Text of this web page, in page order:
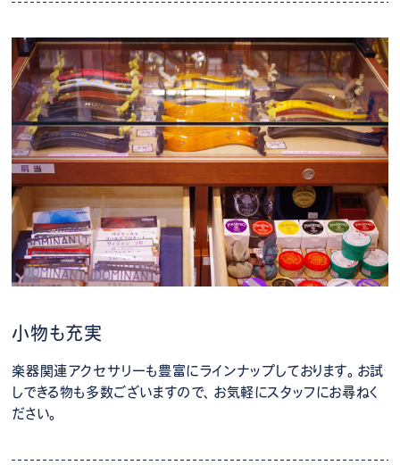
小物も充実
楽器関連アクセサリーも豊富にラインナップしております。お試
しできる物も多数ございますので、お気軽にスタッフにお尋ねく
ださい。